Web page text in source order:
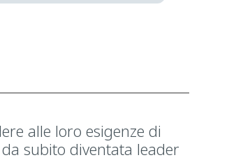
alle loro esigenze di
subito diventata leader